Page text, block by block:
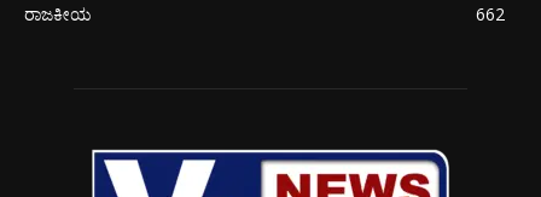
ರಾಜಕೀಯ
662